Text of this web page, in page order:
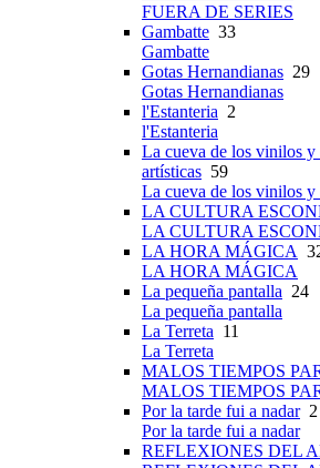
FUERA DE SERIES
Gambatte 33
Gambatte
Gotas Hernandianas 29
Gotas Hernandianas
l'Estanteria 2
l'Estanteria
La cueva de los vinilos y
artísticas 59
La cueva de los vinilos y
LA CULTURA
LA CULTURA
LA HORA MÁGICA
LA HORA MÁGICA
La pequeña pantalla 24
La pequeña pantalla
La Terreta 11
La Terreta
MALOS TIEMPOS
MALOS TIEMPOS
Por la tarde fui a nadar2
Por la tarde fui a nadar
REFLEXIONES DEL